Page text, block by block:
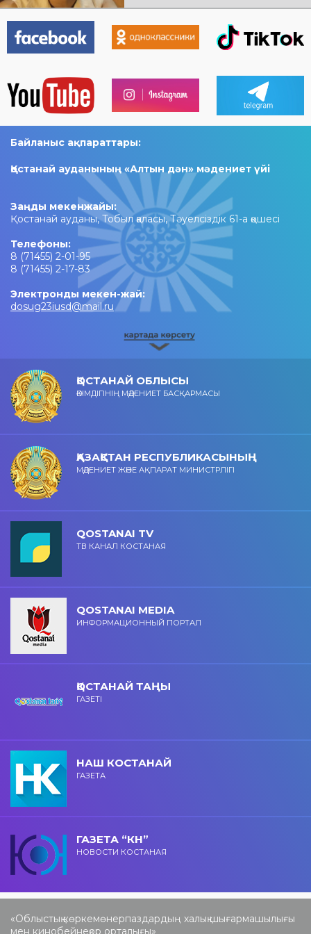
Байланыс ақпараттары:
Қостанай ауданының «Алтын дән» мәдениет үйі
Заңды мекенжайы:
Қостанай ауданы, Тобыл қаласы, Тәуелсіздік 61-а қөшесі
Телефоны:
8 (71455) 2-01-95
8 (71455) 2-17-83
Электронды мекен-жай:
dosug23iusd@mail.ru
ҚОСТАНАЙ ОБЛЫСЫ
ӘКІМДІГІНІҢ МӘДЕНИЕТ БАСҚАРМАСЫ
ҚАЗАҚСТАН РЕСПУБЛИКАСЫНЫҢ
МӘДЕНИЕТ ЖӘНЕ АҚПАРАТ МИНИСТРЛІГІ
QOSTANAI TV
ТВ КАНАЛ КОСТАНАЯ
QOSTANAI MEDIA
ИНФОРМАЦИОННЫЙ ПОРТАЛ
ҚОСТАНАЙ ТАҢЫ
ГАЗЕТІ
НАШ КОСТАНАЙ
ГАЗЕТА
ГАЗЕТА “КН”
НОВОСТИ КОСТАНАЯ
«Облыстық көркемөнерпаздардың халық шығармашылығы
мен кинобейнеқор орталығы»